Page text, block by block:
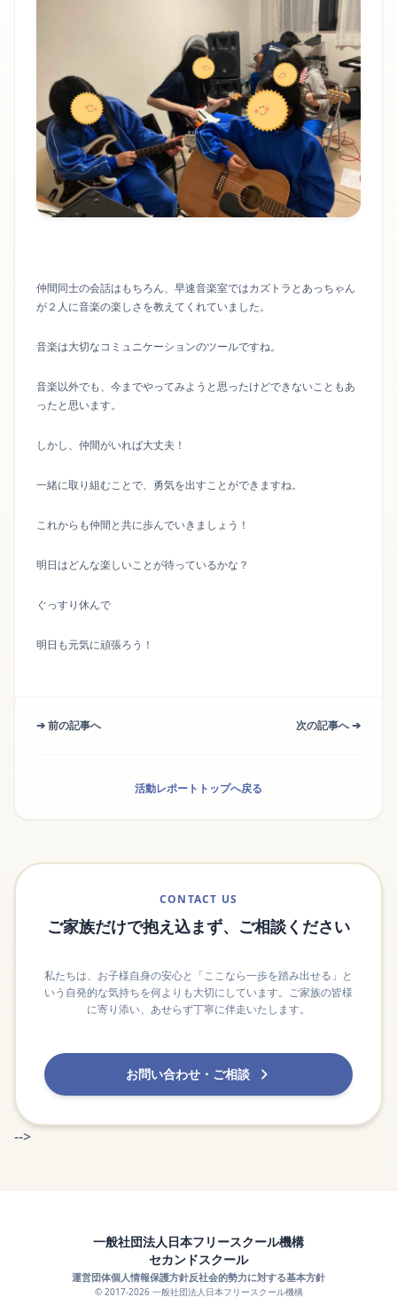
仲間同士の会話はもちろん、早速音楽室ではカズトラとあっちゃん
が２人に音楽の楽しさを教えてくれていました。
音楽は大切なコミュニケーションのツールですね。
音楽以外でも、今までやってみようと思ったけどできないこともあ
ったと思います。
しかし、仲間がいれば大丈夫！
一緒に取り組むことで、勇気を出すことができますね。
これからも仲間と共に歩んでいきましょう！
明日はどんな楽しいことが待っているかな？
ぐっすり休んで
明日も元気に頑張ろう！
➔ 前の記事へ 次の記事へ ➔
活動レポートトップへ戻る
CONTACT US
ご家族だけで抱え込まず、ご相談ください
私たちは、お子様自身の安心と「ここなら一歩を踏み出せる」と
いう自発的な気持ちを何よりも大切にしています。ご家族の皆様
に寄り添い、あせらず丁寧に伴走いたします。
お問い合わせ・ご相談
-->
一般社団法人日本フリースクール機構
セカンドスクール
運営団体個人情報保護方針反社会的勢力に対する基本方針
© 2017-2026 一般社団法人日本フリースクール機構